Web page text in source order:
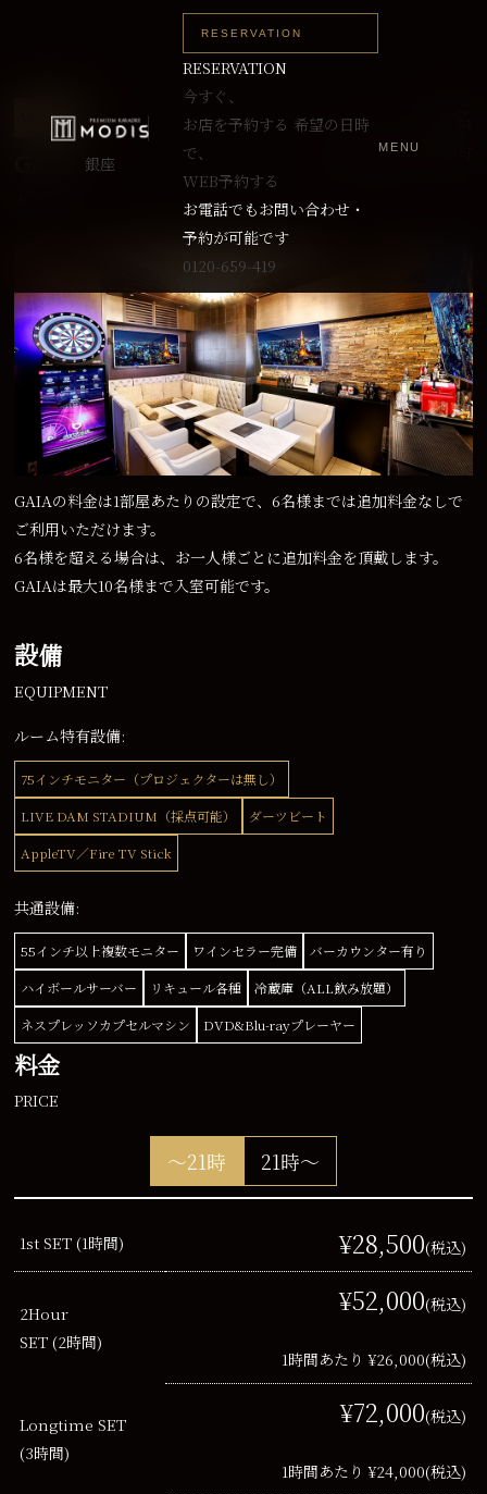
銀座
RESERVATION
RESERVATION
今すぐ、
お店を予約する 希望の日時
で、
WEB予約する
お電話でもお問い合わせ・
予約が可能です
0120-659-419
MENU
M TYPE
最大10名まで入室可
GAIAの料金は1部屋あたりの設定で、6名様までは追加料金なしで
ご利用いただけます。
6名様を超える場合は、お一人様ごとに追加料金を頂戴します。
GAIAは最大10名様まで入室可能です。
設備
EQUIPMENT
ルーム特有設備:
75インチモニター（プロジェクターは無し）
LIVE DAM STADIUM（採点可能）
ダーツビート
AppleTV／Fire TV Stick
共通設備:
55インチ以上複数モニター ワインセラー完備
バーカウンター有り
ハイボールサーバー
リキュール各種
冷蔵庫（ALL飲み放題）
ネスプレッソカプセルマシン
DVD&Blu-rayプレーヤー
料金
PRICE
～21時 21時～
1st SET (1時間) ¥28,500(税込)
2Hour
SET (2時間)
¥52,000(税込)
1時間あたり ¥26,000(税込)
Longtime SET
(3時間)
¥72,000(税込)
1時間あたり ¥24,000(税込)